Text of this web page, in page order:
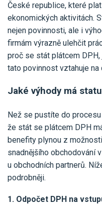
Pro
Ceník
Pro
Pro firmy
Pro
Pro
České republice, které
ekonomických aktivitách.
nejen povinnosti, ale i
firmám výrazně ulehčit
proč se stát plátcem
tato povinnost vztahuje na
Jaké výhody má
Než se pustíte do
že stát se plátcem DPH
benefity plynou z
snadnějšího obchodování
u obchodních partnerů.
podrobněji.
1. Odpočet DPH na